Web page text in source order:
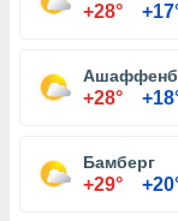
+28°
+28°
Бамберг
+29°